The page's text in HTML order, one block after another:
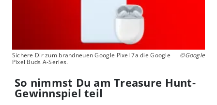
Sichere Dir zum brandneuen Google Pixel 7a die Google
Pixel Buds A-Series.
©Google
So nimmst Du am Treasure Hunt-
Gewinnspiel teil